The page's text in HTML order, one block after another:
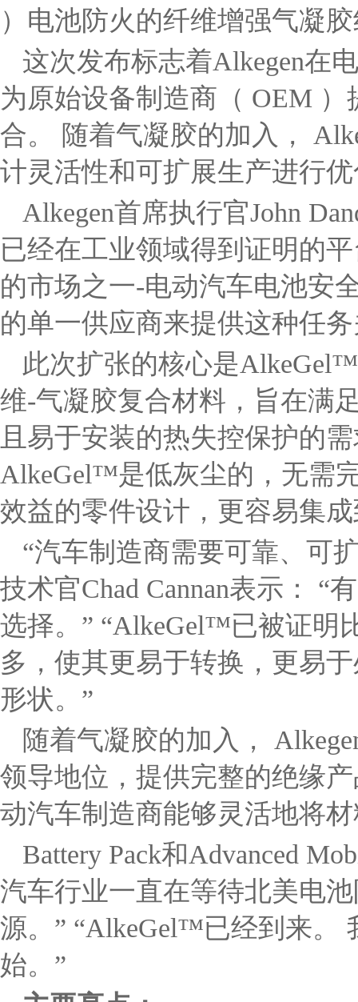
）电池防火的纤维增强气凝
这次发布标志着Alkegen在
为原始设备制造商（ OEM
合。 随着气凝胶的加入，
计灵活性和可扩展生产进行
Alkegen首席执行官John
已经在工业领域得到证明的
的市场之一-电动汽车电池安
的单一供应商来提供这种任
此次扩张的核心是
维-气凝胶复合材料，旨在满
且易于安装的热失控保护的
AlkeGel™是低灰尘的，无需
效益的零件设计，更容易集
“汽车制造商需要可靠、可
技术官Chad Cannan表示：
选择。” “AlkeGel™已被证明
多，使其更易于转换，更易
形状。”
随着气凝胶的加入，
领导地位，提供完整的绝缘
动汽车制造商能够灵活地将
Battery Pack和Advanced
汽车行业一直在等待北美电
源。” “AlkeGel™已经到来。
始。”